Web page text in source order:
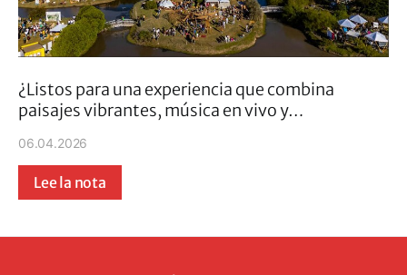
¿Listos para una experiencia que combina
paisajes vibrantes, música en vivo y…
06.04.2026
Lee la nota